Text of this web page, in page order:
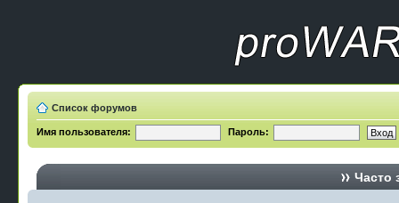
Список форумов
Имя пользователя: Пароль:
Часто